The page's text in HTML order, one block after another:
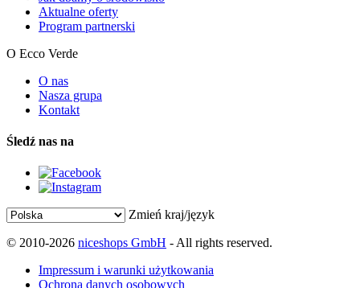
Aktualne oferty
Program partnerski
O Ecco Verde
O nas
Nasza grupa
Kontakt
Śledź nas na
Zmień kraj/język
© 2010-2026 niceshops GmbH - All rights reserved.
Impressum i warunki użytkowania
Ochrona danych osobowych